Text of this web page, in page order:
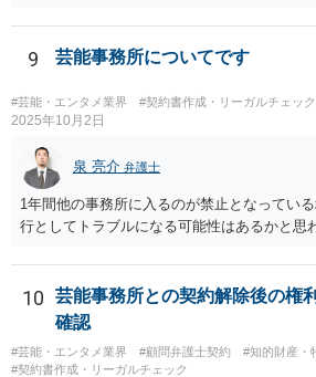
級活動・クラブ活動・学校行事等）、部活動
当しない例として自主的なボランティア活
等を列挙しています。 本件をこれに当ては
校司書は、学校図書館法第６条第１項上「専
事する職員」と位置づけられ、運用指針にい
書館独自の読書推進活動であり、該当例のい
したがって、本件展示は「授業の過程」要件
る適法化はできないと考えられます。 ただ
が、ご相談のケースのような事案が裁判沙汰
のと思われます。
9 芸能事務所についてです
#芸能・エンタメ業界 #契約書作成・リーガルチェック
2025年10月2日
泉 亮介 弁護士
1年間他の事務所に入るのが禁止となってい
行としてトラブルになる可能性はあるかと思
10
芸能事務所との契約解除後の権
確認
#芸能・エンタメ業界 #顧問弁護士契約
#知的財産・
#契約書作成・リーガルチェック